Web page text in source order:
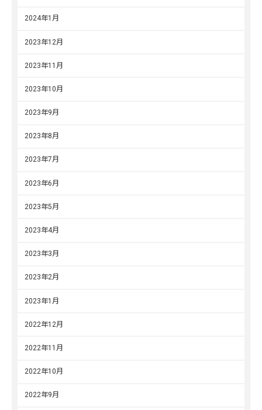
2024年1月
2023年12月
2023年11月
2023年10月
2023年9月
2023年8月
2023年7月
2023年6月
2023年5月
2023年4月
2023年3月
2023年2月
2023年1月
2022年12月
2022年11月
2022年10月
2022年9月